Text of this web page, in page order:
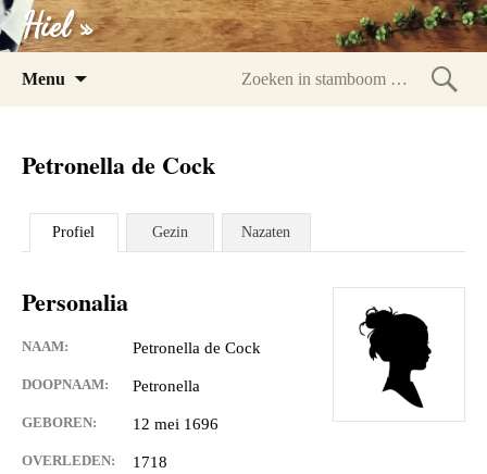
Hiel »
Menu
Petronella de Cock
Profiel Gezin Nazaten
Personalia
NAAM: Petronella de Cock
DOOPNAAM: Petronella
GEBOREN: 12 mei 1696
OVERLEDEN: 1718